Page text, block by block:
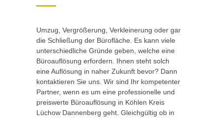
Umzug, Vergrößerung, Verkleinerung oder gar
die Schließung der Bürofläche. Es kann viele
unterschiedliche Gründe geben, welche eine
Büroauflösung erfordern. Ihnen steht solch
eine Auflösung in naher Zukunft bevor? Dann
kontaktieren Sie uns. Wir sind Ihr kompetenter
Partner, wenn es um eine professionelle und
preiswerte Büroauflösung in Köhlen Kreis
Lüchow Dannenberg geht. Gleichgültig ob in